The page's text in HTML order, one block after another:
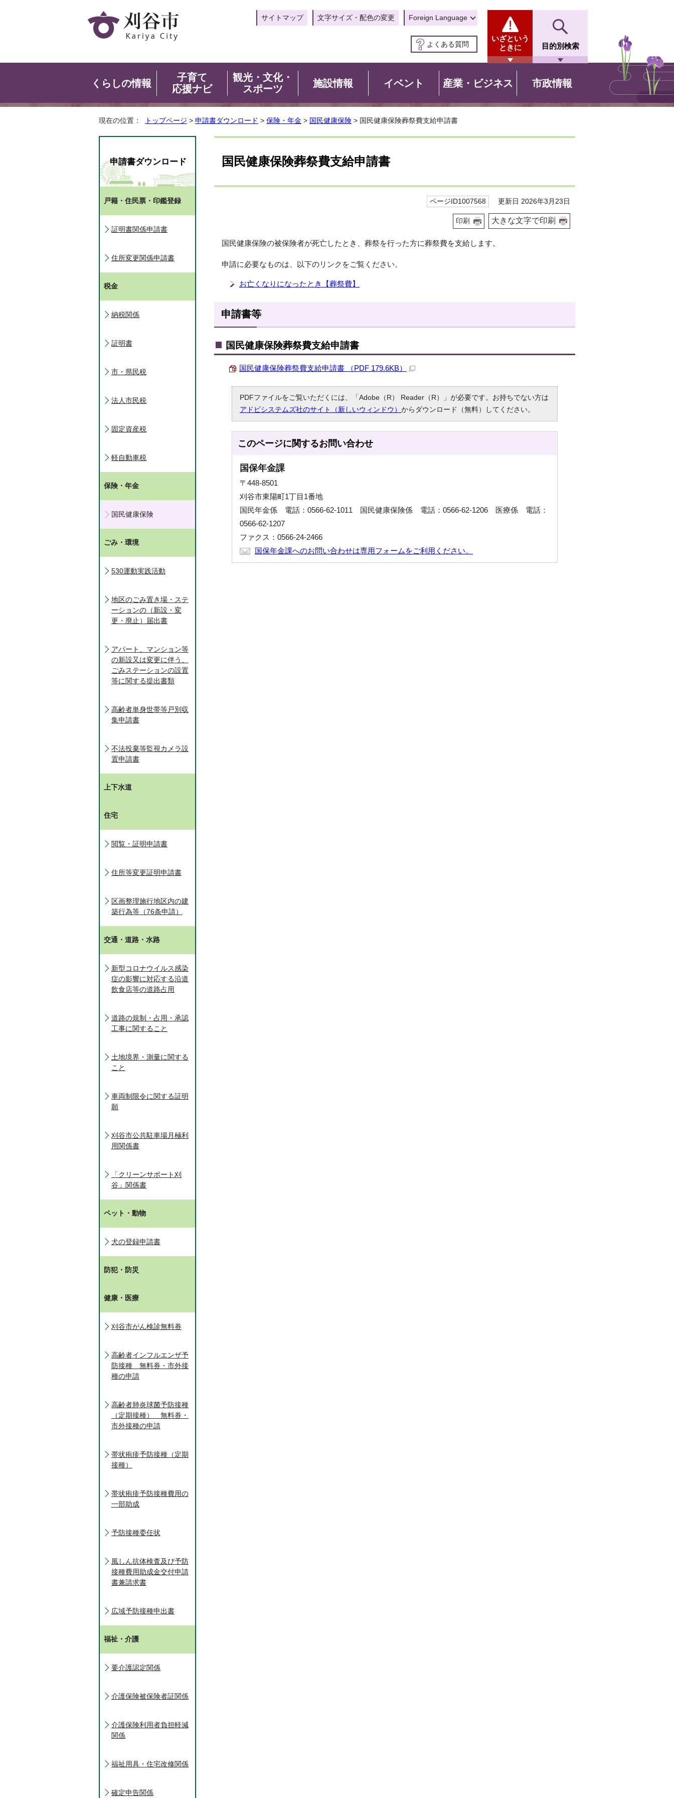
サイトマップ 文字サイズ・配色の変更 Foreign Language
よくある質問
いざという
ときに
目的別検索
くらしの情報
子育て
応援ナビ
観光・文化・
スポーツ
施設情報 イベント 産業・ビジネス 市政情報
現在の位置： トップページ > 申請書ダウンロード > 保険・年金 > 国民健康保険 > 国民健康保険葬祭費支給申請書
国民健康保険葬祭費支給申請書
ページID1007568 更新日 2026年3月23日
印刷 大きな文字で印刷
国民健康保険の被保険者が死亡したとき、葬祭を行った方に葬祭費を支給します。
申請に必要なものは、以下のリンクをご覧ください。
お亡くなりになったとき【葬祭費】
申請書等
国民健康保険葬祭費支給申請書
国民健康保険葬祭費支給申請書 （PDF 179.6KB）
PDFファイルをご覧いただくには、「Adobe（R） Reader（R）」が必要です。お持ちでない方は
アドビシステムズ社のサイト（新しいウィンドウ） からダウンロード（無料）してください。
このページに関するお問い合わせ
国保年金課
〒448-8501
刈谷市東陽町1丁目1番地
国民年金係 電話：0566-62-1011 国民健康保険係 電話：0566-62-1206 医療係 電話：
0566-62-1207
ファクス：0566-24-2466
国保年金課へのお問い合わせは専用フォームをご利用ください。
申請書ダウンロード
戸籍・住民票・印鑑登録
証明書関係申請書
住所変更関係申請書
税金
納税関係
証明書
市・県民税
法人市民税
固定資産税
軽自動車税
保険・年金
国民健康保険
ごみ・環境
530運動実践活動
地区のごみ置き場・ステ
ーションの（新設・変
更・廃止）届出書
アパート、マンション等
の新設又は変更に伴う、
ごみステーションの設置
等に関する提出書類
高齢者単身世帯等戸別収
集申請書
不法投棄等監視カメラ設
置申請書
上下水道
住宅
閲覧・証明申請書
住所等変更証明申請書
区画整理施行地区内の建
築行為等（76条申請）
交通・道路・水路
新型コロナウイルス感染
症の影響に対応する沿道
飲食店等の道路占用
道路の規制・占用・承認
工事に関すること
土地境界・測量に関する
こと
車両制限令に関する証明
願
刈谷市公共駐車場月極利
用関係書
「クリーンサポート刈
谷」関係書
ペット・動物
犬の登録申請書
防犯・防災
健康・医療
刈谷市がん検診無料券
高齢者インフルエンザ予
防接種 無料券・市外接
種の申請
高齢者肺炎球菌予防接種
（定期接種） 無料券・
市外接種の申請
帯状疱疹予防接種（定期
接種）
帯状疱疹予防接種費用の
一部助成
予防接種委任状
風しん抗体検査及び予防
接種費用助成金交付申請
書兼請求書
広域予防接種申出書
福祉・介護
要介護認定関係
介護保険被保険者証関係
介護保険利用者負担軽減
関係
福祉用具・住宅改修関係
確定申告関係